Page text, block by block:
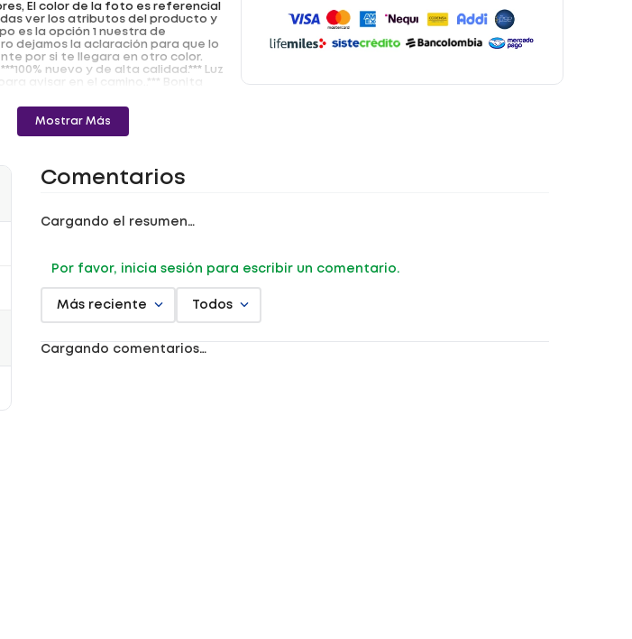
El color de la foto es referencial
ver los atributos del producto y
es la opción 1 nuestra de
dejamos la aclaración para que lo
por si te llegara en otro color.
***100% nuevo y de alta calidad.*** Luz
avisar en el camino..*** Bonita
y sencilla con correa suave y
al agua..*** Recargable.***
Ideal para el ciclismo al aire
para que puedas ver los
y al mismo tiempo es la
color.**
Mostrar Más
Comentarios
Cargando el resumen…
Por favor, inicia sesión para escribir un comentario.
Más reciente Todos
Cargando comentarios…